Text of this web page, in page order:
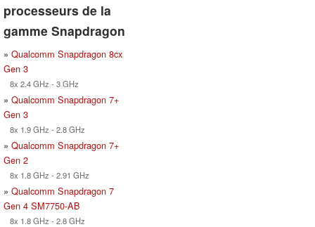
processeurs de la
gamme Snapdragon
» Qualcomm Snapdragon 8cx
Gen 3
8x 2.4 GHz - 3 GHz
» Qualcomm Snapdragon 7+
Gen 3
8x 1.9 GHz - 2.8 GHz
» Qualcomm Snapdragon 7+
Gen 2
8x 1.8 GHz - 2.91 GHz
» Qualcomm Snapdragon 7
Gen 4 SM7750-AB
8x 1.8 GHz - 2.8 GHz